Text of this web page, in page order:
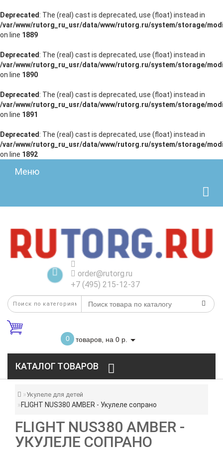
Deprecated : The (real) cast is deprecated, use (float) instead in
/var/www/rutorg_ru_usr/data/www/rutorg.ru/system/storage/
on line 1889
Deprecated : The (real) cast is deprecated, use (float) instead in
/var/www/rutorg_ru_usr/data/www/rutorg.ru/system/storage/
on line 1890
Deprecated : The (real) cast is deprecated, use (float) instead in
/var/www/rutorg_ru_usr/data/www/rutorg.ru/system/storage/
on line 1891
Deprecated : The (real) cast is deprecated, use (float) instead in
/var/www/rutorg_ru_usr/data/www/rutorg.ru/system/storage/
on line 1892
Меню
order@rutorg.ru
+7 (495) 215-12-37
0 товаров, на 0 р.
КАТАЛОГ ТОВАРОВ
Укулеле для детей
FLIGHT NUS380 AMBER - Укулеле сопрано
FLIGHT NUS380 AMBER -
УКУЛЕЛЕ СОПРАНО